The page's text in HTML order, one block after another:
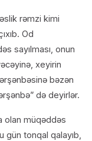
rəmzi kimi
Od
sayılması, onun
xeyirin
bəzən
də deyirlər.
olan müqəddəs
gün tonqal qalayıb,